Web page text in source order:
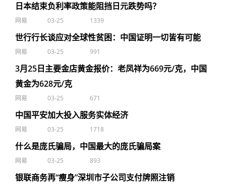
日本结束负利率政策能阻挡日元跌势吗？
网易 03-25 1339
世行行长谈应对全球性贫困：中国证明一切皆有可能
网易 03-25 991
3月25日主要金店黄金报价：老凤祥为669元/克，中国
黄金为628元/克
网易 03-25 671
中国平安加大投入服务实体经济
网易 03-25 1718
什么是庞氏骗局，中国最大的庞氏骗局案
网易 03-25 893
银联商务再“瘦身”深圳市子公司支付牌照注销